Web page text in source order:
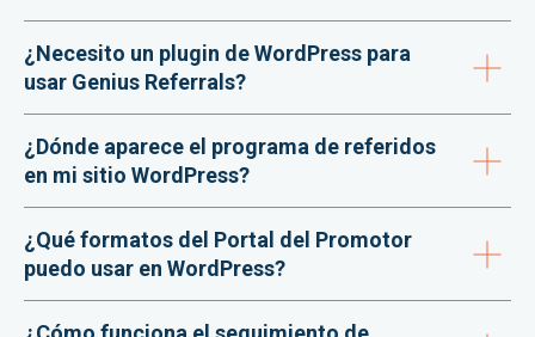
¿Necesito un plugin de WordPress para
usar Genius Referrals?
¿Dónde aparece el programa de referidos
en mi sitio WordPress?
¿Qué formatos del Portal del Promotor
puedo usar en WordPress?